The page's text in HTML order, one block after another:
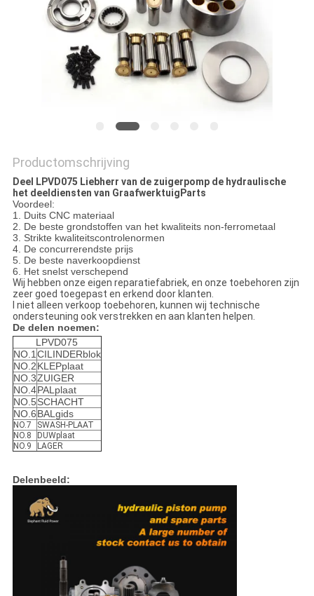
Productomschrijving
Deel LPVD075 Liebherr van de zuigerpomp de hydraulische
het deeldiensten van GraafwerktuigParts
Voordeel:
1. Duits CNC materiaal
2. De beste grondstoffen van het kwaliteits non-ferrometaal
3. Strikte kwaliteitscontrolenormen
4. De concurrerendste prijs
5. De beste naverkoopdienst
6. Het snelst verschepend
Wij hebben onze eigen reparatiefabriek, en onze toebehoren zijn
zeer goed toegepast en erkend door klanten.
I niet alleen verkoop toebehoren, kunnen wij technische
ondersteuning ook verstrekken en aan klanten helpen.
De delen noemen:
LPVD075
NO.1CILINDERblok
NO.2KLEPplaat
NO.3ZUIGER
NO.4PALplaat
NO.5SCHACHT
NO.6BALgids
NO.7
SWASH-PLAAT
NO.8
DUWplaat
NO.9
LAGER
Delenbeeld: